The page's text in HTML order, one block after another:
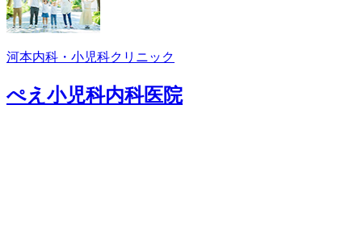
河本内科・小児科クリニック
ぺえ小児科内科医院